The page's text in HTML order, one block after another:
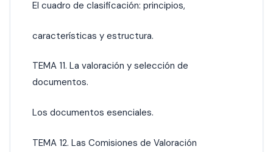
El cuadro de clasificación: principios,
características y estructura.
TEMA 11. La valoración y selección de
documentos.
Los documentos esenciales.
TEMA 12. Las Comisiones de Valoración